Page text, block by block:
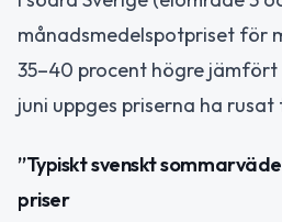
månadsmedelspotpriset för
35–40 procent högre jämfört
juni uppges priserna ha rusat
”Typiskt svenskt
priser